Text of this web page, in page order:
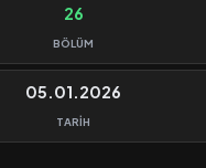
26
BÖLÜM
05.01.2026
TARIH